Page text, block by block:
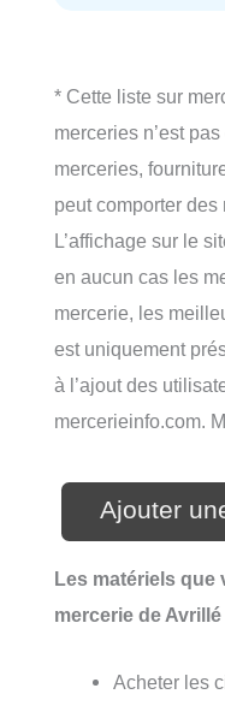
* Cette liste sur
merceries n’est
merceries,
peut comporter
L’affichage sur le
en aucun cas les
mercerie, les
est uniquement
à l’ajout des
mercerieinfo.com.
Ajouter
Les matériels que
mercerie de
Acheter les